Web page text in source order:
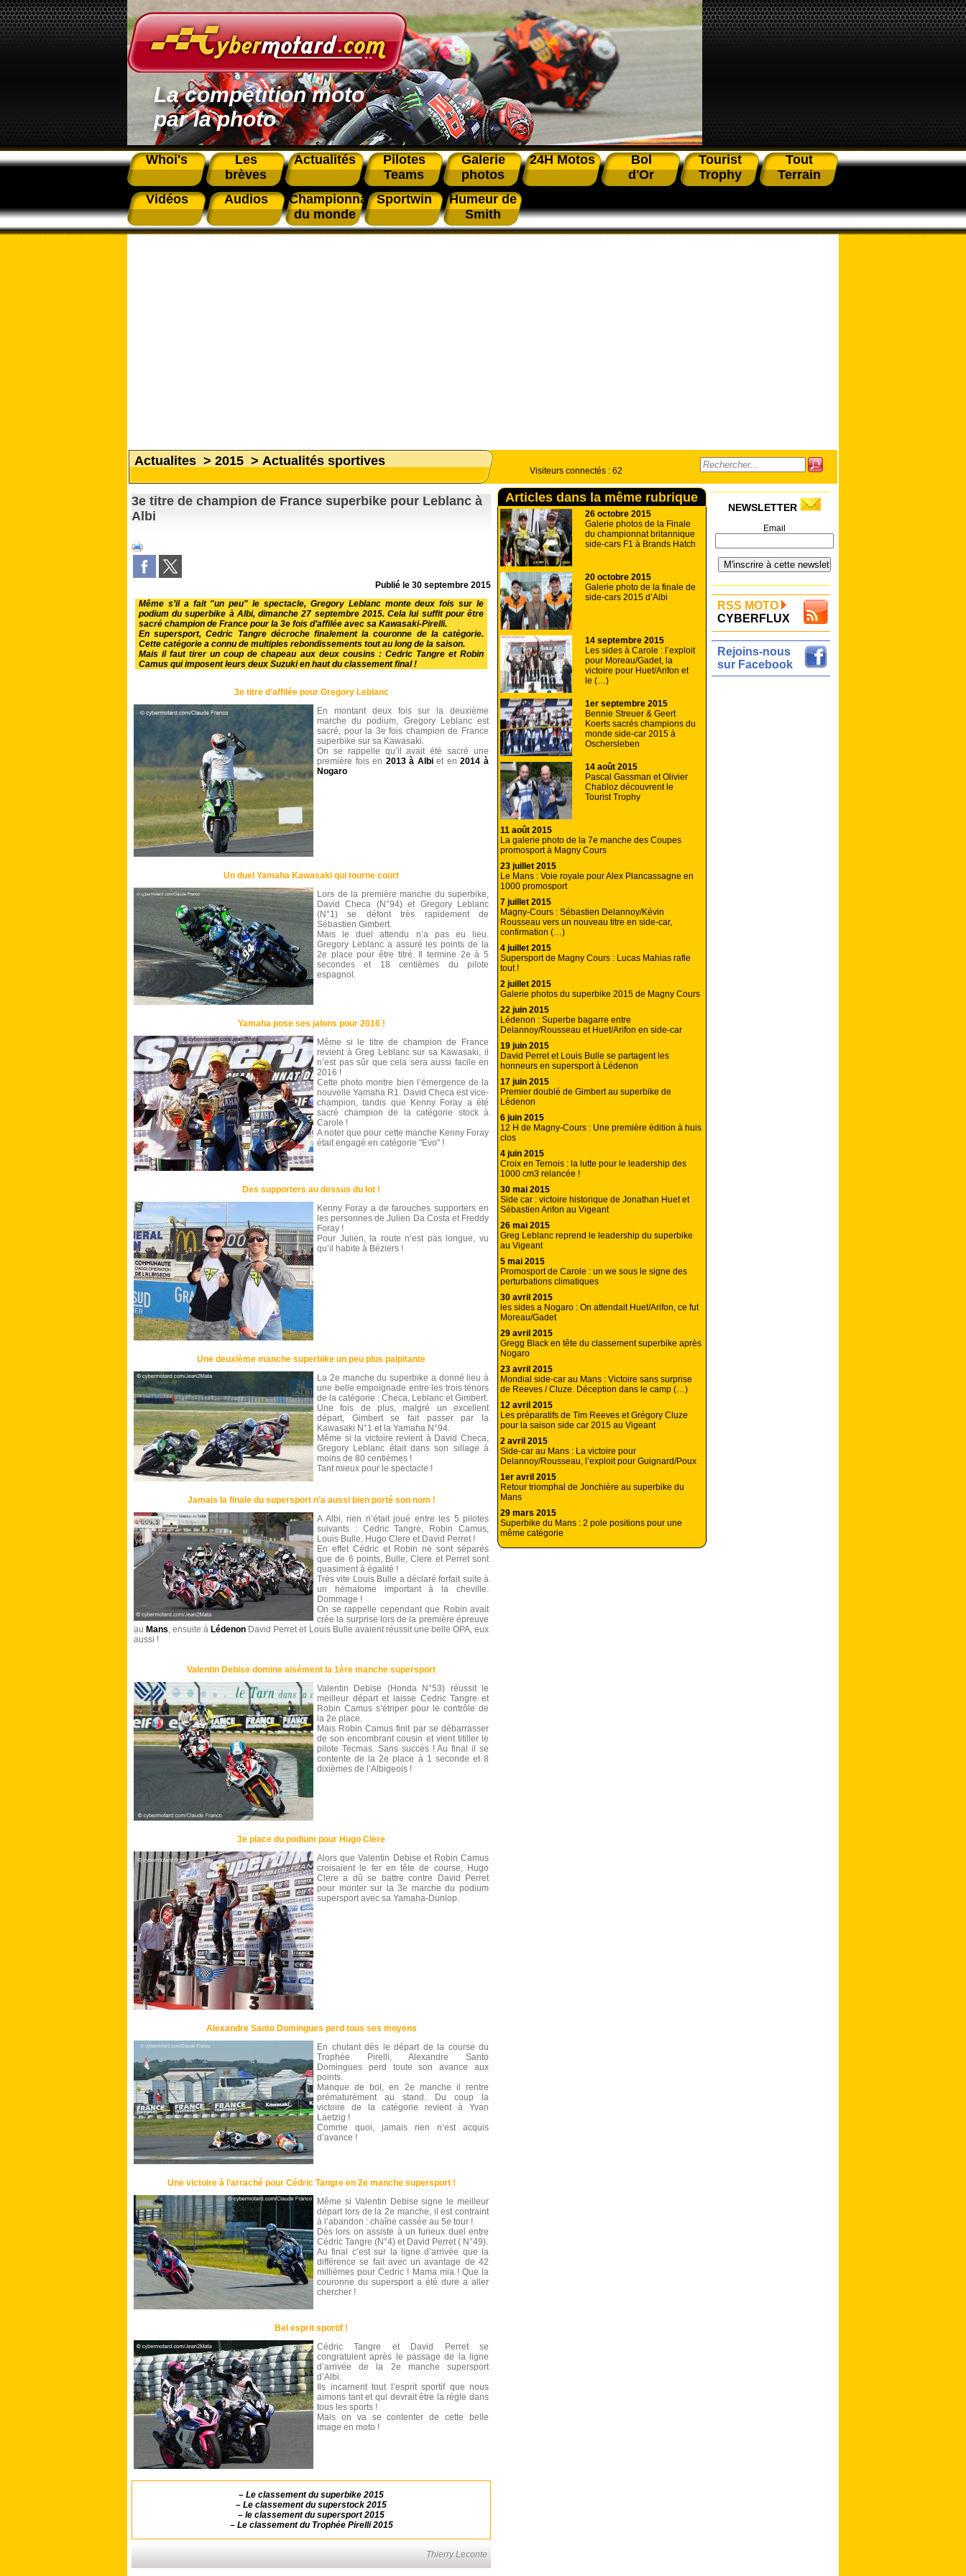
La compétition moto
par la photo
Whoi's
Les
brèves
Actualités
Pilotes
Teams
Galerie
photos
24H Motos
Bol
d'Or
Tourist
Trophy
Tout
Terrain
Vidéos
Audios
Championnat
du monde
Sportwin
Humeur de
Smith
Actualites > 2015 > Actualités sportives
3e titre de champion de France superbike pour Leblanc à
Albi
Publié le 30 septembre 2015
Même s’il a fait "un peu" le spectacle, Gregory Leblanc monte deux fois sur le
podium du superbike à Albi, dimanche 27 septembre 2015. Cela lui suffit pour être
sacré champion de France pour la 3e fois d’affilée avec sa Kawasaki-Pirelli.
En supersport, Cedric Tangre décroche finalement la couronne de la catégorie.
Cette catégorie a connu de multiples rebondissements tout au long de la saison.
Mais il faut tirer un coup de chapeau aux deux cousins : Cedric Tangre et Robin
Camus qui imposent leurs deux Suzuki en haut du classement final !
3e titre d’affilée pour Gregory Leblanc
En montant deux fois sur la deuxième
marche du podium, Gregory Leblanc est
sacré, pour la 3e fois champion de France
superbike sur sa Kawasaki.
On se rappelle qu’il avait été sacré une
première fois en 2013 à Albiet en2014 à
Nogaro
Un duel Yamaha Kawasaki qui tourne court
Lors de la première manche du superbike,
David Checa (N°94) et Gregory Leblanc
(N°1) se défont très rapidement de
Sébastien Gimbert.
Mais le duel attendu n’a pas eu lieu.
Gregory Leblanc a assuré les points de la
2e place pour être titré. Il termine 2e à 5
secondes et 18 centièmes du pilote
espagnol.
Yamaha pose ses jalons pour 2016 !
Même si le titre de champion de France
revient à Greg Leblanc sur sa Kawasaki, il
n’est pas sûr que cela sera aussi facile en
2016 !
Cette photo montre bien l’émergence de la
nouvelle Yamaha R1. David Checa est vice-
champion, tandis que Kenny Foray a été
sacré champion de la catégorie stock à
Carole !
A noter que pour cette manche Kenny Foray
était engagé en catégorie "Evo" !
Des supporters au dessus du lot !
Kenny Foray a de farouches supporters en
les personnes de Julien Da Costa et Freddy
Foray !
Pour Julien, la route n’est pas longue, vu
qu’il habite à Béziers !
Une deuxième manche superbike un peu plus palpitante
La 2e manche du superbike a donné lieu à
une belle empoignade entre les trois ténors
de la catégorie : Checa, Leblanc et Gimbert.
Une fois de plus, malgré un excellent
départ, Gimbert se fait passer par la
Kawasaki N°1 et la Yamaha N°94.
Même si la victoire revient à David Checa,
Gregory Leblanc était dans son sillage à
moins de 80 centièmes !
Tant mieux pour le spectacle !
Jamais la finale du supersport n’a aussi bien porté son nom !
A Albi, rien n’était joué entre les 5 pilotes
suivants : Cedric Tangre, Robin Camus,
Louis Bulle, Hugo Clere et David Perret !
En effet Cédric et Robin ne sont séparés
que de 6 points, Bulle, Clere et Perret sont
quasiment à égalité !
Très vite Louis Bulle a déclaré forfait suite à
un hématome important à la cheville.
Dommage !
On se rappelle cependant que Robin avait
crée la surprise lors de la première épreuve
au Mans, ensuite à Lédenon David Perret et Louis Bulle avaient réussit une belle OPA, eux
aussi !
Valentin Debise domine aisément la 1ère manche supersport
Valentin Debise (Honda N°53) réussit le
meilleur départ et laisse Cedric Tangre et
Robin Camus s’étriper pour le contrôle de
la 2e place.
Mais Robin Camus finit par se débarrasser
de son encombrant cousin et vient titiller le
pilote Tecmas. Sans succès ! Au final il se
contente de la 2e place à 1 seconde et 8
dixièmes de l’Albigeois !
3e place du podium pour Hugo Clere
Alors que Valentin Debise et Robin Camus
croisaient le fer en tête de course, Hugo
Clere a dû se battre contre David Perret
pour monter sur la 3e marche du podium
supersport avec sa Yamaha-Dunlop.
Alexandre Santo Domingues perd tous ses moyens
En chutant dès le départ de la course du
Trophée Pirelli, Alexandre Santo
Domingues perd toute son avance aux
points.
Manque de bol, en 2e manche il rentre
prématurément au stand. Du coup la
victoire de la catégorie revient à Yvan
Laetzig !
Comme quoi, jamais rien n’est acquis
d’avance !
Une victoire à l’arraché pour Cédric Tangre en 2e manche supersport !
Même si Valentin Debise signe le meilleur
départ lors de la 2e manche, il est contraint
à l’abandon : chaîne cassée au 5e tour !
Dès lors on assiste à un furieux duel entre
Cédric Tangre (N°4) et David Perret ( N°49).
Au final c’est sur la ligne d’arrivée que la
différence se fait avec un avantage de 42
millièmes pour Cedric ! Mama mia ! Que la
couronne du supersport a été dure a aller
chercher !
Bel esprit sportif !
Cédric Tangre et David Perret se
congratulent après le passage de la ligne
d’arrivée de la 2e manche supersport
d’Albi.
Ils incarnent tout l’esprit sportif que nous
aimons tant et qui devrait être la règle dans
tous les sports !
Mais on va se contenter de cette belle
image en moto !
– Le classement du superbike 2015
– Le classement du superstock 2015
– le classement du supersport 2015
– Le classement du Trophée Pirelli 2015
Thierry Leconte
Visiteurs connectés : 62
Articles dans la même rubrique
26 octobre 2015
Galerie photos de la Finale
du championnat britannique
side-cars F1 à Brands Hatch
20 octobre 2015
Galerie photo de la finale de
side-cars 2015 d’Albi
14 septembre 2015
Les sides à Carole : l’exploit
pour Moreau/Gadet, la
victoire pour Huet/Arifon et
le (…)
1er septembre 2015
Bennie Streuer & Geert
Koerts sacrés champions du
monde side-car 2015 à
Oschersleben
14 août 2015
Pascal Gassman et Olivier
Chabloz découvrent le
Tourist Trophy
11 août 2015
La galerie photo de la 7e manche des Coupes
promosport à Magny Cours
23 juillet 2015
Le Mans : Voie royale pour Alex Plancassagne en
1000 promosport
7 juillet 2015
Magny-Cours : Sébastien Delannoy/Kévin
Rousseau vers un nouveau titre en side-car,
confirmation (…)
4 juillet 2015
Supersport de Magny Cours : Lucas Mahias rafle
tout !
2 juillet 2015
Galerie photos du superbike 2015 de Magny Cours
22 juin 2015
Lédenon : Superbe bagarre entre
Delannoy/Rousseau et Huet/Arifon en side-car
19 juin 2015
David Perret et Louis Bulle se partagent les
honneurs en supersport à Lédenon
17 juin 2015
Premier doublé de Gimbert au superbike de
Lédenon
6 juin 2015
12 H de Magny-Cours : Une première édition à huis
clos
4 juin 2015
Croix en Ternois : la lutte pour le leadership des
1000 cm3 relancée !
30 mai 2015
Side car : victoire historique de Jonathan Huet et
Sébastien Arifon au Vigeant
26 mai 2015
Greg Leblanc reprend le leadership du superbike
au Vigeant
5 mai 2015
Promosport de Carole : un we sous le signe des
perturbations climatiques
30 avril 2015
les sides a Nogaro : On attendait Huet/Arifon, ce fut
Moreau/Gadet
29 avril 2015
Gregg Black en tête du classement superbike après
Nogaro
23 avril 2015
Mondial side-car au Mans : Victoire sans surprise
de Reeves / Cluze. Déception dans le camp (…)
12 avril 2015
Les préparatifs de Tim Reeves et Grégory Cluze
pour la saison side car 2015 au Vigeant
2 avril 2015
Side-car au Mans : La victoire pour
Delannoy/Rousseau, l’exploit pour Guignard/Poux
1er avril 2015
Retour triomphal de Jonchière au superbike du
Mans
29 mars 2015
Superbike du Mans : 2 pole positions pour une
même catégorie
NEWSLETTER
Email
RSS MOTO
CYBERFLUX
Rejoins-nous
sur Facebook